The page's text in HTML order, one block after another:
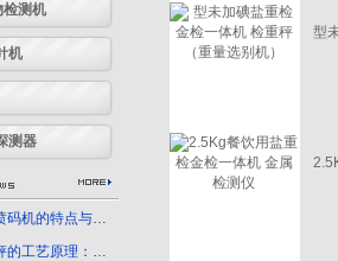
检测机
机
测器
自动检重秤配喷码机的特点与应用
高速自动检重秤的工艺原理：守护产品质量的幕后力量
型